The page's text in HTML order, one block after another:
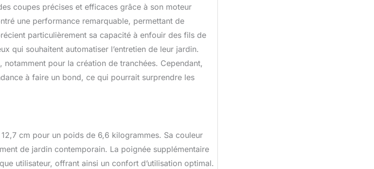
coupes précises et efficaces grâce à son moteur
une performance remarquable, permettant de
particulièrement sa capacité à enfouir des fils de
qui souhaitent automatiser l’entretien de leur jardin.
pour la création de tranchées. Cependant,
à faire un bond, ce qui pourrait surprendre les
cm pour un poids de 6,6 kilogrammes. Sa couleur
de jardin contemporain. La poignée supplémentaire
utilisateur, offrant ainsi un confort d’utilisation optimal.